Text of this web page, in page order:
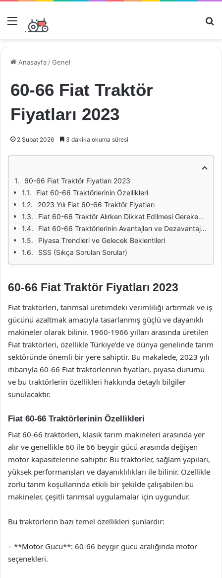
Menü
Anasayfa /Genel
60-66 Fiat Traktör
Fiyatları 2023
2 Şubat 2026 3 dakika okuma süresi
60-66 Fiat Traktör Fiyatları 2023
Fiat 60-66 Traktörlerinin Özellikleri
2023 Yılı Fiat 60-66 Traktör Fiyatları
Fiat 60-66 Traktör Alırken Dikkat Edilmesi Gerekenler
Fiat 60-66 Traktörlerinin Avantajları ve Dezavantajları
Piyasa Trendleri ve Gelecek Beklentileri
SSS (Sıkça Sorulan Sorular)
60-66 Fiat Traktör Fiyatları 2023
Fiat traktörleri, tarımsal üretimdeki verimliliği artırmak ve iş
gücünü azaltmak amacıyla tasarlanmış güçlü ve dayanıklı
makineler olarak bilinir. 1960-1966 yılları arasında üretilen
Fiat traktörleri, özellikle Türkiye’de ve dünya genelinde tarım
sektöründe önemli bir yere sahiptir. Bu makalede, 2023 yılı
itibarıyla 60-66 Fiat traktörlerinin fiyatları, piyasa durumu
ve bu traktörlerin özellikleri hakkında detaylı bilgiler
sunulacaktır.
Fiat 60-66 Traktörlerinin Özellikleri
Fiat 60-66 traktörleri, klasik tarım makineleri arasında yer
alır ve genellikle 60 ile 66 beygir gücü arasında değişen
motor kapasitelerine sahiptir. Bu traktörler, sağlam yapıları,
yüksek performansları ve dayanıklılıkları ile bilinir. Özellikle
zorlu tarım koşullarında etkili bir şekilde çalışabilen bu
makineler, çeşitli tarımsal uygulamalar için uygundur.
Bu traktörlerin bazı temel özellikleri şunlardır:
– **Motor Gücü**: 60-66 beygir gücü aralığında motor
seçenekleri.